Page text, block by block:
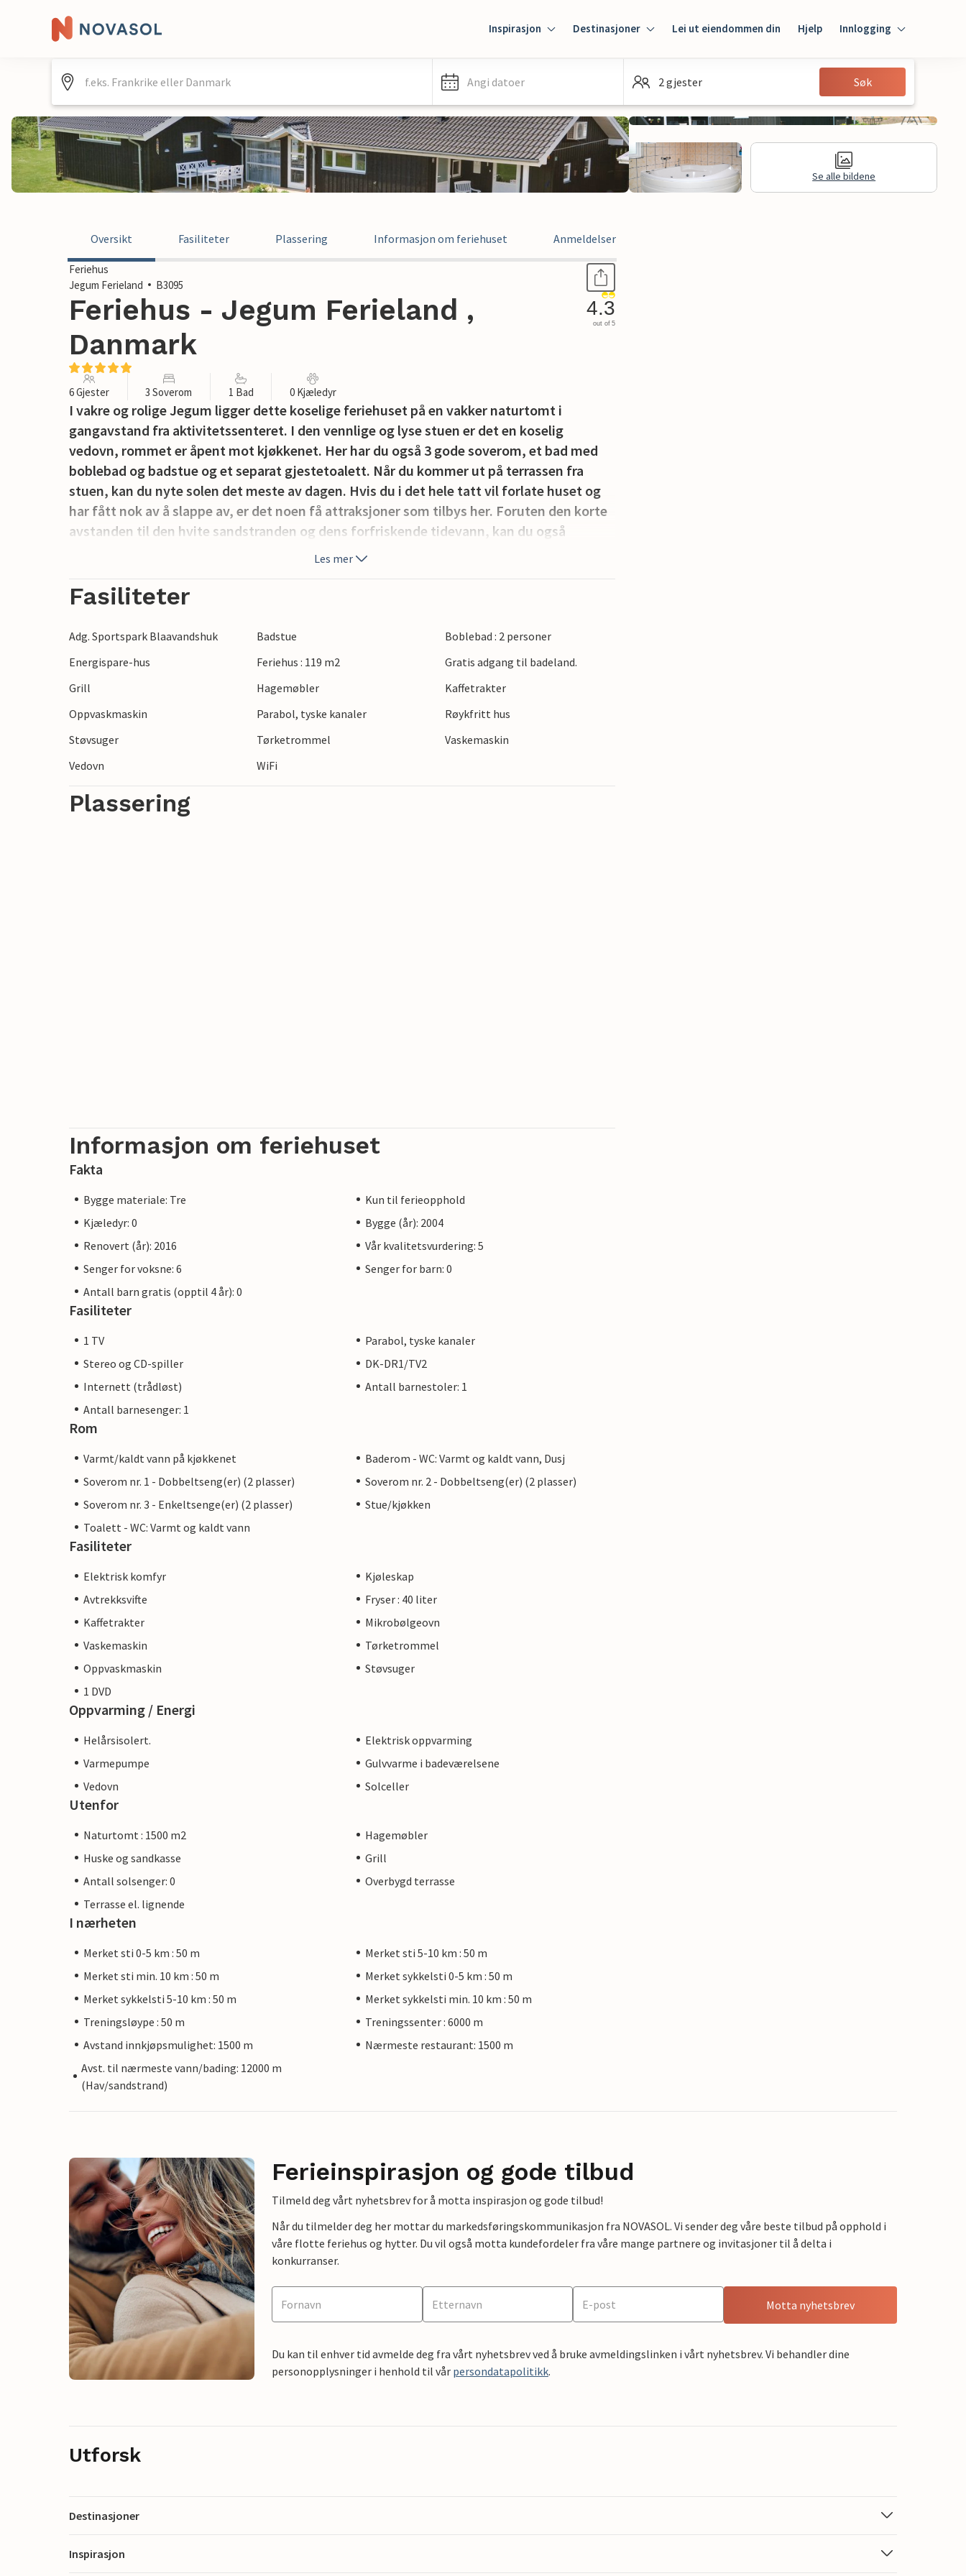
Inspirasjon Destinasjoner Lei ut eiendommen din Hjelp Innlogging
Innlogging
Gjest
Angi datoer 2 gjester Søk
Se alle bildene
Oversikt Fasiliteter Plassering Informasjon om feriehuset Anmeldelser
Feriehus
Jegum Ferieland
B3095
Feriehus - Jegum Ferieland ,
Danmark
4.3
out of 5
6 Gjester 3 Soverom 1 Bad 0 Kjæledyr
I vakre og rolige Jegum ligger dette koselige feriehuset på en vakker naturtomt i
gangavstand fra aktivitetssenteret. I den vennlige og lyse stuen er det en koselig
vedovn, rommet er åpent mot kjøkkenet. Her har du også 3 gode soverom, et bad med
boblebad og badstue og et separat gjestetoalett. Når du kommer ut på terrassen fra
stuen, kan du nyte solen det meste av dagen. Hvis du i det hele tatt vil forlate huset og
har fått nok av å slappe av, er det noen få attraksjoner som tilbys her. Foruten den korte
avstanden til den hvite sandstranden og dens forfriskende tidevann, kan du også
utforske omgivelsene på jogge- og sykkelstier. Du vil garantert nyte den skiftende
rekkevidde. De førstnevnte byene har kjøpesentre, og Blåvand har til og med
Les mer
Fasiliteter
Adg. Sportspark Blaavandshuk Badstue
Boblebad : 2 personer
Energispare-hus
Feriehus : 119 m2
Gratis adgang til badeland.
Grill
Hagemøbler
Kaffetrakter
Oppvaskmaskin
Parabol, tyske kanaler
Røykfritt hus
Støvsuger
Tørketrommel
Vaskemaskin
Vedovn
WiFi
Plassering
Informasjon om feriehuset
Fakta
Bygge materiale: Tre
Kun til ferieopphold
Kjæledyr: 0
Bygge (år): 2004
Renovert (år): 2016
Vår kvalitetsvurdering: 5
Senger for voksne: 6
Senger for barn: 0
Antall barn gratis (opptil 4 år): 0
Fasiliteter
1 TV
Parabol, tyske kanaler
Stereo og CD-spiller
DK-DR1/TV2
Internett (trådløst)
Antall barnestoler: 1
Antall barnesenger: 1
Rom
Varmt/kaldt vann på kjøkkenet
Baderom - WC: Varmt og kaldt vann, Dusj
Soverom nr. 1 - Dobbeltseng(er) (2 plasser)
Soverom nr. 2 - Dobbeltseng(er) (2 plasser)
Soverom nr. 3 - Enkeltsenge(er) (2 plasser)
Stue/kjøkken
Toalett - WC: Varmt og kaldt vann
Fasiliteter
Elektrisk komfyr
Kjøleskap
Avtrekksvifte
Fryser : 40 liter
Kaffetrakter
Mikrobølgeovn
Vaskemaskin
Tørketrommel
Oppvaskmaskin
Støvsuger
1 DVD
Oppvarming / Energi
Helårsisolert.
Elektrisk oppvarming
Varmepumpe
Gulvvarme i badeværelsene
Vedovn
Solceller
Utenfor
Naturtomt : 1500 m2
Hagemøbler
Huske og sandkasse
Grill
Antall solsenger: 0
Overbygd terrasse
Terrasse el. lignende
I nærheten
Merket sti 0-5 km : 50 m
Merket sti 5-10 km : 50 m
Merket sti min. 10 km : 50 m
Merket sykkelsti 0-5 km : 50 m
Merket sykkelsti 5-10 km : 50 m
Merket sykkelsti min. 10 km : 50 m
Treningsløype : 50 m
Treningssenter : 6000 m
Avstand innkjøpsmulighet: 1500 m
Nærmeste restaurant: 1500 m
Avst. til nærmeste vann/bading: 12000 m
(Hav/sandstrand)
Ferieinspirasjon og gode tilbud
Tilmeld deg vårt nyhetsbrev for å motta inspirasjon og gode tilbud!
Når du tilmelder deg her mottar du markedsføringskommunikasjon fra NOVASOL. Vi sender deg våre beste tilbud på opphold i
våre flotte feriehus og hytter. Du vil også motta kundefordeler fra våre mange partnere og invitasjoner til å delta i
konkurranser.
Motta nyhetsbrev
Du kan til enhver tid avmelde deg fra vårt nyhetsbrev ved å bruke avmeldingslinken i vårt nyhetsbrev. Vi behandler dine
personopplysninger i henhold til vår persondatapolitikk.
Utforsk
Destinasjoner
Inspirasjon